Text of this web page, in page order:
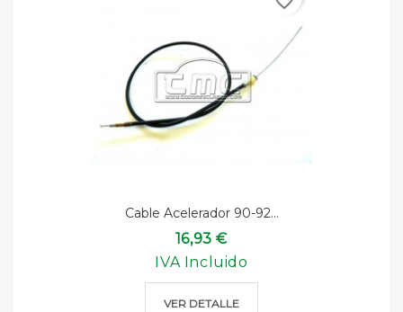
Cable Acelerador 90-92...
16,93 €
IVA Incluido
VER DETALLE